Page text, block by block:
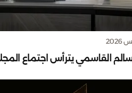
سالم القاسمي يترأس اجتماع